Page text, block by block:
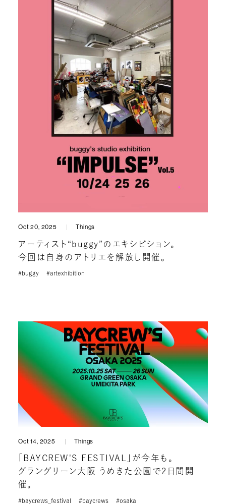
Oct 20, 2025 Things
アーティスト“buggy”のエキシビション。
今回は自身のアトリエを解放し開催。
#buggy #artexhibition
Oct 14, 2025 Things
「BAYCREW'S FESTIVAL」が今年も。
グラングリーン大阪 うめきた公園で2日間開
催。
#baycrews_festival #baycrews #osaka